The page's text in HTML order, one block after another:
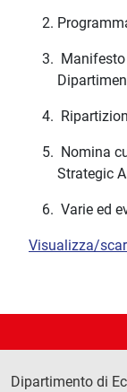
Nomina
Strategic
Varie ed
Visualizza/
Dipartimento di